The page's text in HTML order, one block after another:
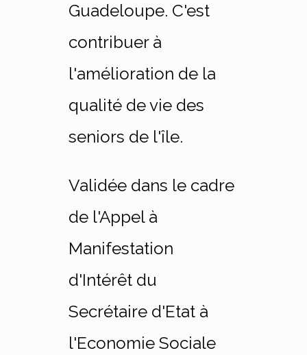
Guadeloupe. C'est
contribuer à
l'amélioration de la
qualité de vie des
seniors de l'île.
Validée dans le cadre
de l'Appel à
Manifestation
d'Intérêt du
Secrétaire d'Etat à
l'Economie Sociale